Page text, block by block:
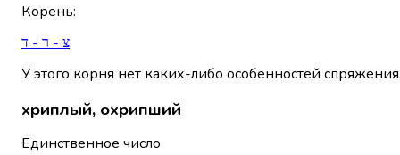
Корень:
צ - ר - ד
У этого корня нет каких-либо особенностей
хриплый, охрипший
Единственное число